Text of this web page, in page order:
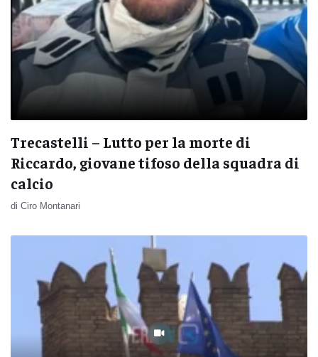
Trecastelli – Lutto per la morte di
Riccardo, giovane tifoso della squadra di
calcio
di Ciro Montanari